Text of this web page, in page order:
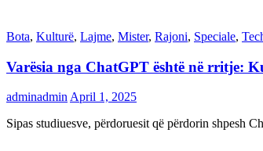
Bota, Kulturë, Lajme, Mister, Rajoni, Speciale,
Varësia nga ChatGPT është në rritje:
adminadmin April 1, 2025
Sipas studiuesve, përdoruesit që përdorin shpesh